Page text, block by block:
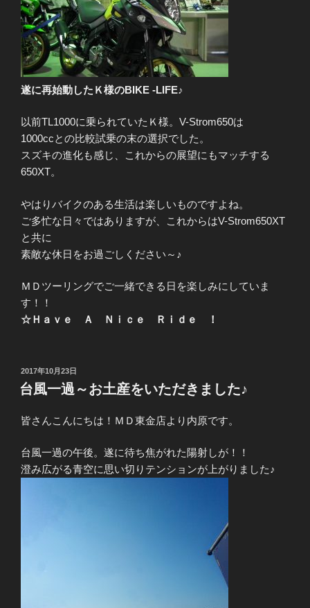
遂に再始動したＫ様のBIKE -LIFE♪
以前TL1000に乗られていたＫ様。V-Strom650は
1000ccとの比較試乗の末の選択でした。
スズキの進化も感じ、これからの展望にもマッチする
650XT。
やはりバイクのある生活は楽しいものですよね。
ご多忙な日々ではありますが、これからはV-Strom650XT
と共に
素敵な休日をお過ごしください～♪
ＭＤツーリングでご一緒できる日を楽しみにしていま
す！！
☆Ｈａｖｅ Ａ Ｎｉｃｅ Ｒｉｄｅ ！
投
稿
日:
2017年10月23日
台風一過～お土産をいただきました♪
皆さんこんにちは！ＭＤ東金店より内原です。
台風一過の午後。遂に待ち焦がれた陽射しが！！
澄み広がる青空に思い切りテンションが上がりました♪